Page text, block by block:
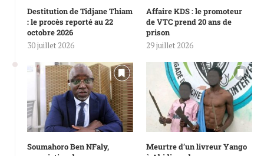
Destitution de Tidjane Thiam
: le procès reporté au 22
octobre 2026
30 juillet 2026
Affaire KDS : le promoteur
de VTC prend 20 ans de
prison
29 juillet 2026
Soumahoro Ben NFaly,
Meurtre d’un livreur Yango